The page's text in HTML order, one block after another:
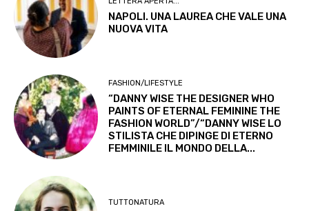
NAPOLI. UNA LAUREA CHE VALE UNA
NUOVA VITA
FASHION/LIFESTYLE
“DANNY WISE THE DESIGNER WHO
PAINTS OF ETERNAL FEMININE THE
FASHION WORLD”/“DANNY WISE LO
STILISTA CHE DIPINGE DI ETERNO
FEMMINILE IL MONDO DELLA...
TUTTONATURA